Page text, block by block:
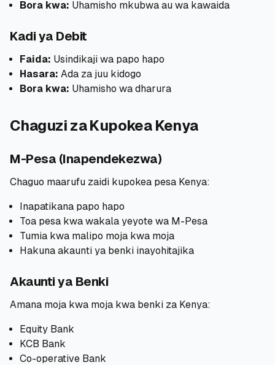
Bora kwa: Uhamisho mkubwa au wa kawaida
Kadi ya Debit
Faida: Usindikaji wa papo hapo
Hasara: Ada za juu kidogo
Bora kwa: Uhamisho wa dharura
Chaguzi za Kupokea Kenya
M-Pesa (Inapendekezwa)
Chaguo maarufu zaidi kupokea pesa Kenya:
Inapatikana papo hapo
Toa pesa kwa wakala yeyote wa M-Pesa
Tumia kwa malipo moja kwa moja
Hakuna akaunti ya benki inayohitajika
Akaunti ya Benki
Amana moja kwa moja kwa benki za Kenya:
Equity Bank
KCB Bank
Co-operative Bank